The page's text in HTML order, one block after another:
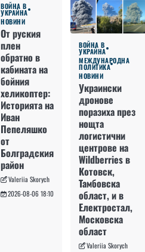
ВОЙНА В
УКРАЙНА
НОВИНИ
От руския
плен
обратно в
кабината на
бойния
хеликоптер:
Историята на
Иван
Пепеляшко
от
Болградския
район
Valeriia Skorych
2026-08-06 18:10
ВОЙНА В
УКРАЙНА
МЕЖДУНАРОДНА
ПОЛИТИКА
НОВИНИ
Украински
дронове
поразиха през
нощта
логистични
центрове на
Wildberries в
Котовск,
Тамбовска
област, и в
Електростал,
Московска
област
Valeriia Skorych